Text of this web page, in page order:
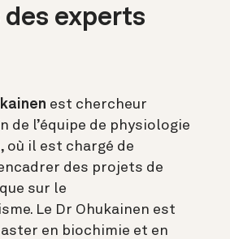
des experts
est chercheur
de l’équipe de physiologie
où il est chargé de
des projets de
sur le
Le Dr Ohukainen est
en biochimie et en